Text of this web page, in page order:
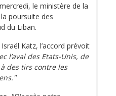
le ministère de la
poursuite des
du Liban.
Katz, l’accord prévoit
l’aval des Etats-Unis, de
des tirs contre les